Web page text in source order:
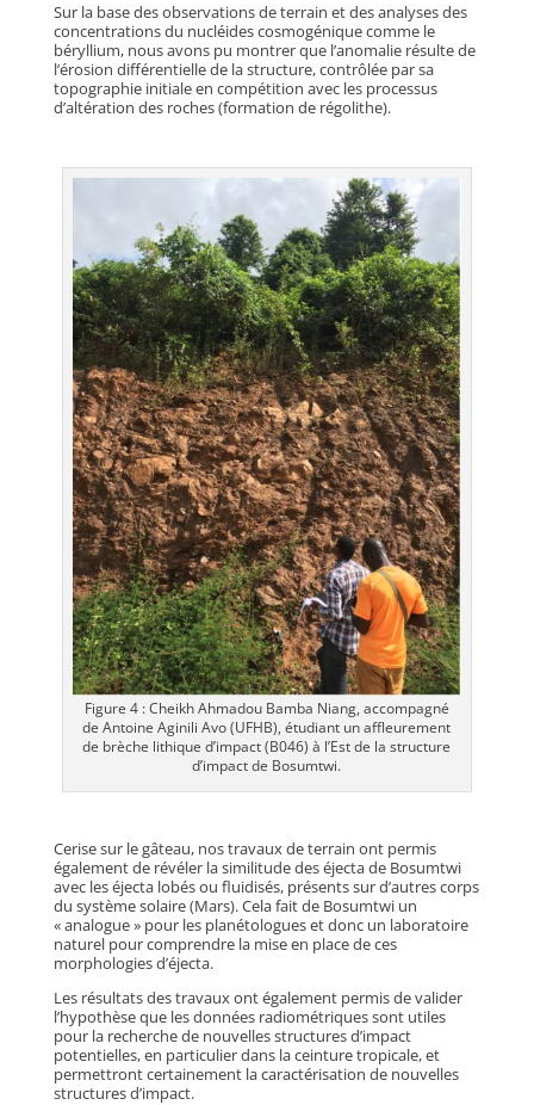
Sur la base des observations de terrain et des analyses des
concentrations du nucléides cosmogénique comme le
béryllium, nous avons pu montrer que l’anomalie résulte de
l’érosion différentielle de la structure, contrôlée par sa
topographie initiale en compétition avec les processus
d’altération des roches (formation de régolithe).
Figure 4 : Cheikh Ahmadou Bamba Niang, accompagné
de Antoine Aginili Avo (UFHB), étudiant un affleurement
de brèche lithique d’impact (B046) à l’Est de la structure
d’impact de Bosumtwi.
Cerise sur le gâteau, nos travaux de terrain ont permis
également de révéler la similitude des éjecta de Bosumtwi
avec les éjecta lobés ou fluidisés, présents sur d’autres corps
du système solaire (Mars). Cela fait de Bosumtwi un
« analogue » pour les planétologues et donc un laboratoire
naturel pour comprendre la mise en place de ces
morphologies d’éjecta.
Les résultats des travaux ont également permis de valider
l’hypothèse que les données radiométriques sont utiles
pour la recherche de nouvelles structures d’impact
potentielles, en particulier dans la ceinture tropicale, et
permettront certainement la caractérisation de nouvelles
structures d’impact.